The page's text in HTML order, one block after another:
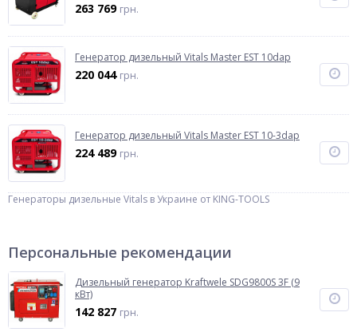
263 769 грн.
Генератор дизельный Vitals Master EST 10dap
220 044 грн.
Генератор дизельный Vitals Master EST 10-3dap
224 489 грн.
Генераторы дизельные Vitals в Украине от KING-TOOLS
Персональные рекомендации
Дизельный генератор Kraftwele SDG9800S 3F (9
кВт)
142 827 грн.